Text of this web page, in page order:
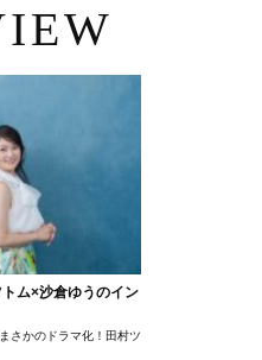
トム×沙倉ゆうのイン
さかのドラマ化！田村ツトム×沙倉ゆうのが語